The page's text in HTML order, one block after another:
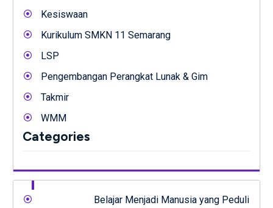
Kesiswaan
Kurikulum SMKN 11 Semarang
LSP
Pengembangan Perangkat Lunak & Gim
Takmir
WMM
Categories
Belajar Menjadi Manusia yang Peduli